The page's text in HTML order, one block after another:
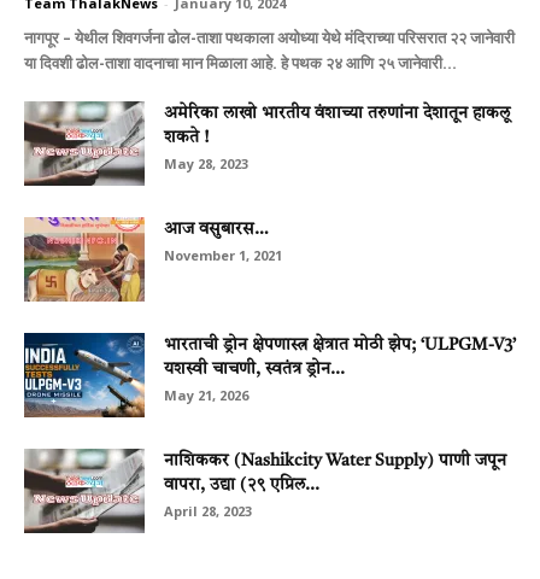
नागपूर – येथील शिवगर्जना ढोल-ताशा पथकाला अयोध्या येथे मंदिराच्या परिसरात २२ जानेवारी
या दिवशी ढोल-ताशा वादनाचा मान मिळाला आहे. हे पथक २४ आणि २५ जानेवारी...
अमेरिका लाखो भारतीय वंशाच्या तरुणांना देशातून हाकलू
शकते !
May 28, 2023
आज वसुबारस…
November 1, 2021
भारताची ड्रोन क्षेपणास्त्र क्षेत्रात मोठी झेप; ‘ULPGM-V3’
यशस्वी चाचणी, स्वतंत्र ड्रोन...
May 21, 2026
नाशिककर (Nashikcity Water Supply) पाणी जपून
वापरा, उद्या (२९ एप्रिल...
April 28, 2023